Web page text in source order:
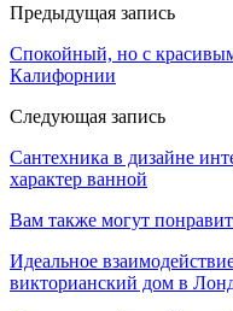
Предыдущая запись
Спокойный, но с
Калифорнии
Следующая запись
Сантехника в дизайне
характер ванной
Вам также могут
Идеальное
викторианский дом в